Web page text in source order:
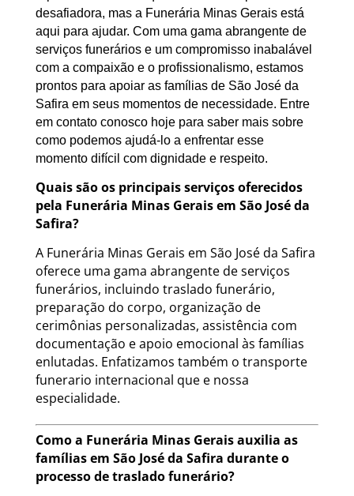
desafiadora, mas a Funerária Minas Gerais está
aqui para ajudar. Com uma gama abrangente de
serviços funerários e um compromisso inabalável
com a compaixão e o profissionalismo, estamos
prontos para apoiar as famílias de São José da
Safira em seus momentos de necessidade. Entre
em contato conosco hoje para saber mais sobre
como podemos ajudá-lo a enfrentar esse
momento difícil com dignidade e respeito.
Quais são os principais serviços oferecidos
pela Funerária Minas Gerais em São José da
Safira?
A Funerária Minas Gerais em São José da Safira
oferece uma gama abrangente de serviços
funerários, incluindo traslado funerário,
preparação do corpo, organização de
cerimônias personalizadas, assistência com
documentação e apoio emocional às famílias
enlutadas. Enfatizamos também o transporte
funerario internacional que e nossa
especialidade.
Como a Funerária Minas Gerais auxilia as
famílias em São José da Safira durante o
processo de traslado funerário?